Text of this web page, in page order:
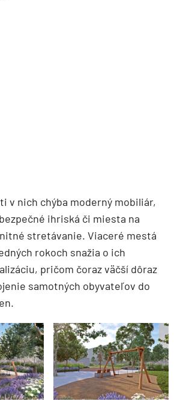
v nich chýba moderný mobiliár,
ihriská či miesta na
stretávanie. Viaceré mestá
rokoch snažia o ich
pričom čoraz väčší dôraz
samotných obyvateľov do